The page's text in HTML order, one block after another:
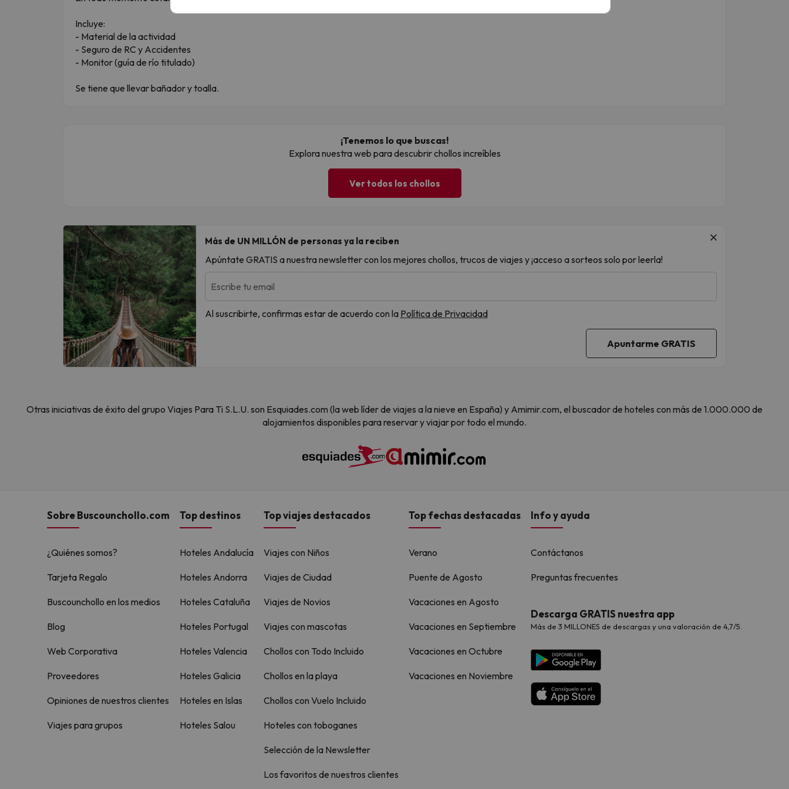
Incluye:
- Material de la actividad
- Seguro de RC y Accidentes
- Monitor (guía de río titulado)
Se tiene que llevar bañador y toalla.
¡Tenemos lo que buscas!
Explora nuestra web para descubrir chollos increíbles
Ver todos los chollos
Más de UN MILLÓN de personas ya la reciben
Apúntate GRATIS a nuestra newsletter con los mejores chollos, trucos de viajes y ¡acceso a sorteos solo por leerla!
Escribe tu email
Al suscribirte, confirmas estar de acuerdo con la Política de Privacidad
Otras iniciativas de éxito del grupo Viajes Para Ti S.L.U. son Esquiades.com (la web líder de viajes a la nieve en España) y Amimir.com, el buscador de hoteles con más de 1.000.000 de
alojamientos disponibles para reservar y viajar por todo el mundo.
Sobre Buscounchollo.com
¿Quiénes somos?
Tarjeta Regalo
Buscounchollo en los medios
Blog
Web Corporativa
Proveedores
Opiniones de nuestros clientes
Viajes para grupos
Top destinos
Hoteles Andalucía
Hoteles Andorra
Hoteles Cataluña
Hoteles Portugal
Hoteles Valencia
Hoteles Galicia
Hoteles en Islas
Hoteles Salou
Top viajes destacados
Viajes con Niños
Viajes de Ciudad
Viajes de Novios
Viajes con mascotas
Chollos con Todo Incluido
Chollos en la playa
Chollos con Vuelo Incluido
Hoteles con toboganes
Selección de la Newsletter
Los favoritos de nuestros clientes
Top fechas destacadas
Verano
Puente de Agosto
Vacaciones en Agosto
Vacaciones en Septiembre
Vacaciones en Octubre
Vacaciones en Noviembre
Info y ayuda
Contáctanos
Preguntas frecuentes
Descarga GRATIS nuestra app
Más de 3 MILLONES de descargas y una valoración de 4,7/5.